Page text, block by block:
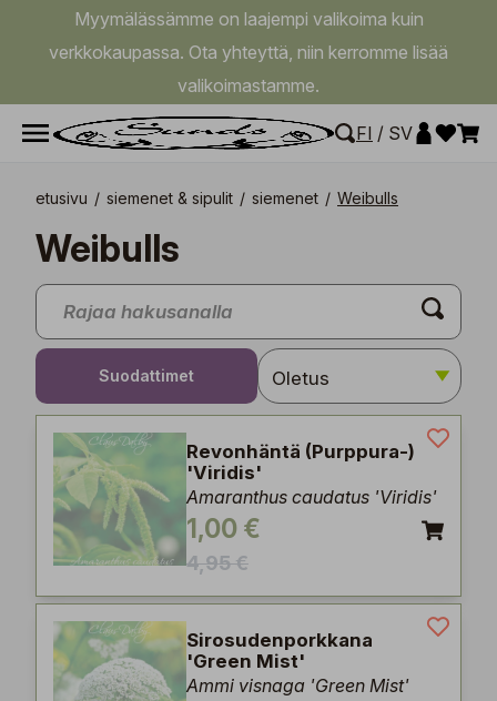
Myymälässämme on laajempi valikoima kuin
verkkokaupassa. Ota yhteyttä, niin kerromme lisää
valikoimastamme.
FI / SV
etusivu / siemenet & sipulit / siemenet / Weibulls
Weibulls
Suodattimet
Revonhäntä (Purppura-)
'Viridis'
Amaranthus caudatus 'Viridis'
1,00 €
4,95 €
Sirosudenporkkana
'Green Mist'
Ammi visnaga 'Green Mist'